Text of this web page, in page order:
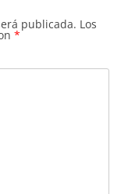
publicada. Los
*